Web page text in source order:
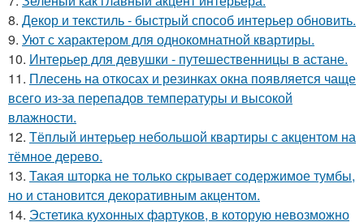
8. Декор и текстиль - быстрый способ интерьер обновить.
9. Уют с характером для однокомнатной квартиры.
10. Интерьер для девушки - путешественницы в астане.
11. Плесень на откосах и резинках окна появляется чаще
всего из-за перепадов температуры и высокой
влажности.
12. Тёплый интерьер небольшой квартиры с акцентом на
тёмное дерево.
13. Такая шторка не только скрывает содержимое тумбы,
но и становится декоративным акцентом.
14. Эстетика кухонных фартуков, в которую невозможно